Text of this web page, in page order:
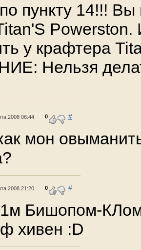
пункту 14!!! Вы
у крафтера
Нельзя
2008 06:44 0 #
мон
2008 21:20 0 #
Бишопом-КЛом
хивен :D